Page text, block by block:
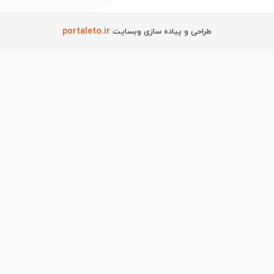
طراحی و پیاده سازی وبسایت portaleto.ir